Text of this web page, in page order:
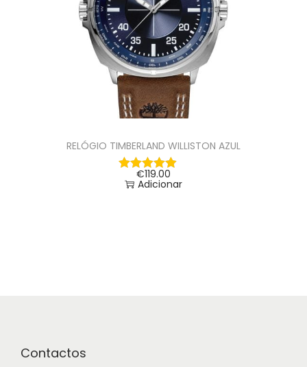
RELÓGIO TIMBERLAND WILLISTON AZUL
€119.00
Adicionar
Contactos